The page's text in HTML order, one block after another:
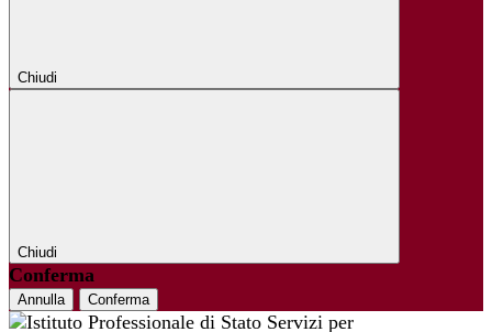
Chiudi
Chiudi
Conferma
Annulla Conferma